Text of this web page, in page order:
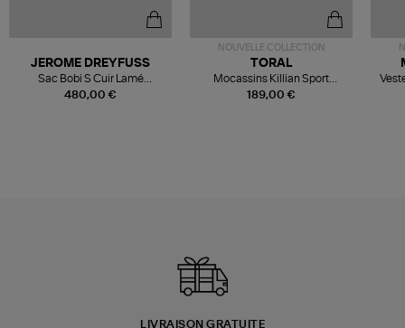
480,00 €
JEROME DREYFUSS
Sac Bobi S Cuir Lamé
Champagne
NOUVELLE COLLECTION
189,00 €
TORAL
Mocassins Killian Sport
Mousse
LIVRAISON GRATUITE